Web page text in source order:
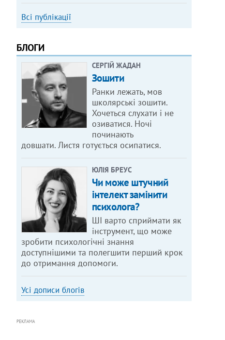
Всі публікації
БЛОГИ
СЕРГІЙ ЖАДАН
Зошити
Ранки лежать, мов
школярські зошити.
Хочеться слухати і не
озиватися. Ночі
починають
довшати. Листя готується осипатися.
ЮЛІЯ БРЕУС
Чи може штучний
інтелект замінити
психолога?
ШІ варто сприймати як
інструмент, що може
зробити психологічні знання
доступнішими та полегшити перший крок
до отримання допомоги.
Усі дописи блогів
РЕКЛАМА